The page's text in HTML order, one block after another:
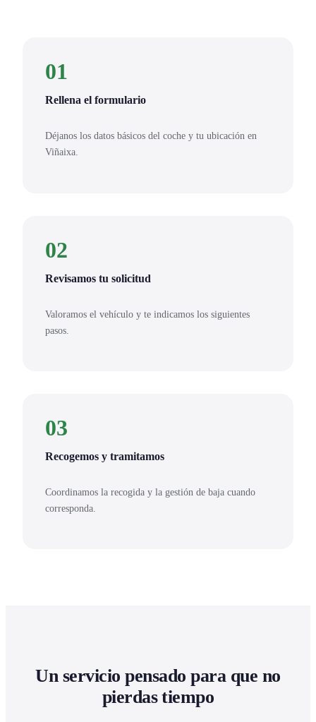
01
Rellena el formulario
Déjanos los datos básicos del coche y tu ubicación en
Viñaixa.
02
Revisamos tu solicitud
Valoramos el vehículo y te indicamos los siguientes
pasos.
03
Recogemos y tramitamos
Coordinamos la recogida y la gestión de baja cuando
corresponda.
Un servicio pensado para que no
pierdas tiempo